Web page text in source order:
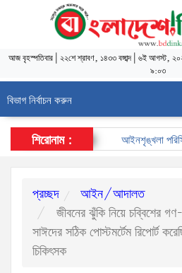
আজবৃহস্পতিবার| ২২শে শ্রাবণ, ১৪৩৩ বঙ্গাব্দ| ৬ই আগস্ট,
৯:০৩
বিভাগ নির্বাচন করুন
শিরোনাম : আইনশৃঙ্খলা
প্রচ্ছদ
আইন/আদালত
জীবনের ঝুঁকি নিয়ে চব্বিশের
সাঈদের সঠিক পোস্টমর্টেম রিপোর্ট
চিকিৎসক